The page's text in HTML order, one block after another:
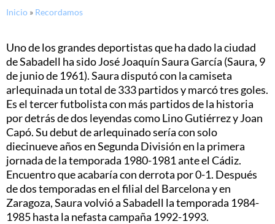
Inicio » Recordamos
Uno de los grandes deportistas que ha dado la ciudad
de Sabadell ha sido José Joaquín Saura García (Saura, 9
de junio de 1961). Saura disputó con la camiseta
arlequinada un total de 333 partidos y marcó tres goles.
Es el tercer futbolista con más partidos de la historia
por detrás de dos leyendas como Lino Gutiérrez y Joan
Capó. Su debut de arlequinado sería con solo
diecinueve años en Segunda División en la primera
jornada de la temporada 1980-1981 ante el Cádiz.
Encuentro que acabaría con derrota por 0-1. Después
de dos temporadas en el filial del Barcelona y en
Zaragoza, Saura volvió a Sabadell la temporada 1984-
1985 hasta la nefasta campaña 1992-1993.